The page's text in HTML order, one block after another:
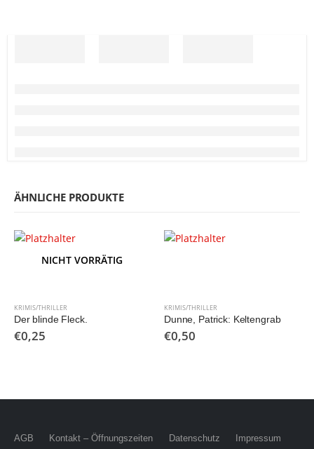
ÄHNLICHE PRODUKTE
NICHT VORRÄTIG
KRIMIS/THRILLER
Der blinde Fleck.
€0,25
KRIMIS/THRILLER
Dunne, Patrick: Keltengrab
€0,50
AGB Kontakt – Öffnungszeiten Datenschutz
Impressum